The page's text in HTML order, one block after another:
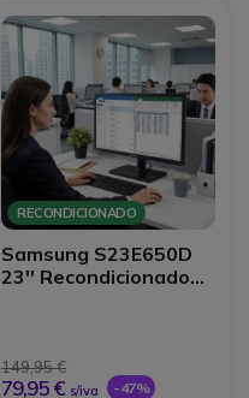
RECONDICIONADO
Samsung S23E650D
23'' Recondicionado
149,95 €
79,95 € s/iva -47%